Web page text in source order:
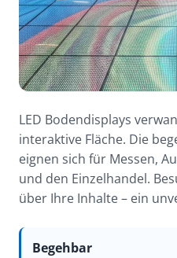
LED Bodendisplays
interaktive Fläche. Die
eignen sich für Messen,
und den Einzelhandel.
über Ihre Inhalte – ein
Begehbar